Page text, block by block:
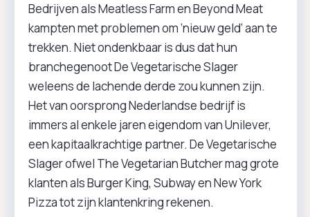
Bedrijven als Meatless Farm en Beyond Meat
kampten met problemen om ‘nieuw geld’ aan te
trekken. Niet ondenkbaar is dus dat hun
branchegenoot De Vegetarische Slager
weleens de lachende derde zou kunnen zijn.
Het van oorsprong Nederlandse bedrijf is
immers al enkele jaren eigendom van Unilever,
een kapitaalkrachtige partner. De Vegetarische
Slager ofwel The Vegetarian Butcher mag grote
klanten als Burger King, Subway en New York
Pizza tot zijn klantenkring rekenen.